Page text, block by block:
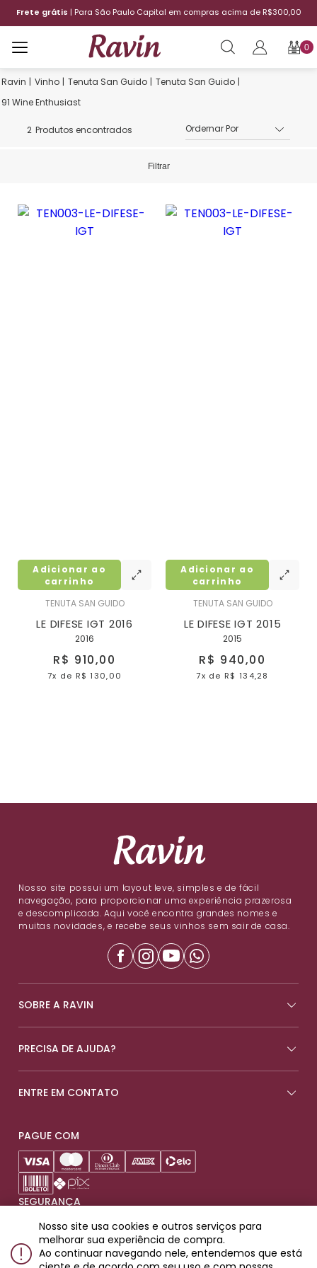
Frete grátis | Para São Paulo Capital em compras acima de R$300,00
0
Vinho Tenuta San Guido
Tenuta San Guido
91 Wine Enthusiast
2 Produtos encontrados
Filtrar
TENUTA SAN GUIDO
LE DIFESE IGT 2016
2016
R$ 910,00
7x de R$ 130,00
Adicionar ao
carrinho
TENUTA SAN GUIDO
LE DIFESE IGT 2015
2015
R$ 940,00
7x de R$ 134,28
Adicionar ao
carrinho
Nosso site possui um layout leve, simples e de fácil
navegação, para proporcionar uma experiência prazerosa
e descomplicada. Aqui você encontra grandes nomes e
muitas novidades, e recebe seus vinhos sem sair de casa.
SOBRE A RAVIN
PRECISA DE AJUDA?
ENTRE EM CONTATO
PAGUE COM
SEGURANÇA
Nosso site usa cookies e outros serviços para
melhorar sua experiência de compra.
Ao continuar navegando nele, entendemos que está